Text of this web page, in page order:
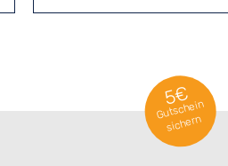
5€
Gutschein
sichern